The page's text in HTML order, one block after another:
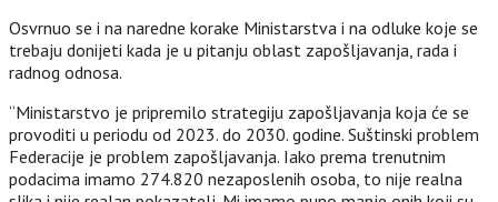
Osvrnuo se i na naredne korake Ministarstva i na odluke koje se
trebaju donijeti kada je u pitanju oblast zapošljavanja, rada i
radnog odnosa.
“Ministarstvo je pripremilo strategiju zapošljavanja koja će se
provoditi u periodu od 2023. do 2030. godine. Suštinski problem
Federacije je problem zapošljavanja. Iako prema trenutnim
podacima imamo 274.820 nezaposlenih osoba, to nije realna